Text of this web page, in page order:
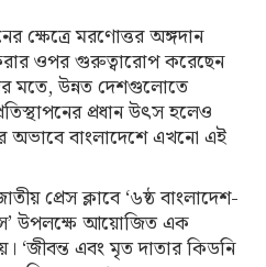
ক্ষেত্রে মরণোত্তর অঙ্গদান
ওপর গুরুত্বারোপ করেছেন
মতে, উন্নত দেশগুলোতে
প্রধান উৎস হলেও
বাংলাদেশে এখনো এই
প্রেস ক্লাবে ‘৬ষ্ঠ বাংলাদেশ-
উপলক্ষে আয়োজিত এক
‘জীবন্ত এবং মৃত দাতার কিডনি